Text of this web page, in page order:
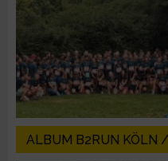
ALBUM B2RUN KÖLN
Erstellung von Profilen
Verwendung von Profilen
Erstellung von Profilen